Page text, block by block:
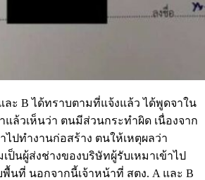
ละ B ได้ทราบตามที่แจ้งแล้ว ได้พูดจาใน
ล้วเห็นว่า ตนมีส่วนกระทำผิด เนื่องจาก
ไปทำงานก่อสร้าง ตนให้เหตุผลว่า
ป็นผู้ส่งช่างของบริษัทผู้รับเหมาเข้าไป
นที่ นอกจากนี้เจ้าหน้าที่ สตง. A และ B